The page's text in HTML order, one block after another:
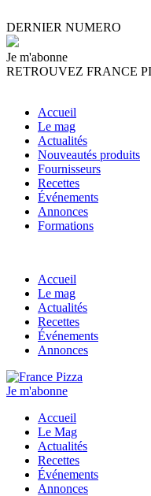
DERNIER NUMERO
Je m'abonne
RETROUVEZ FRANCE
Accueil
Le mag
Actualités
Nouveautés produits
Fournisseurs
Recettes
Événements
Annonces
Formations
Accueil
Le mag
Actualités
Recettes
Événements
Annonces
Je m'abonne
Accueil
Le Mag
Actualités
Recettes
Événements
Annonces